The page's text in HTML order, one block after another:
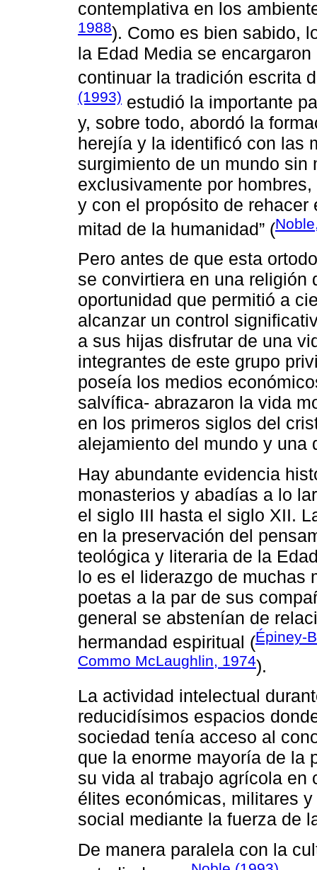
contemplativa en los
1988). Como es bien sabido,
la Edad Media se
continuar la tradición escrita
(1993) estudió la importante
y, sobre todo, abordó la
herejía y la identificó con las
surgimiento de un mundo sin
exclusivamente por
y con el propósito de
mitad de la humanidad” (
Pero antes de que esta
se convirtiera en una religión
oportunidad que permitió a
alcanzar un control
a sus hijas disfrutar de una
integrantes de este grupo
poseía los medios
salvífica- abrazaron la vida
en los primeros siglos del
alejamiento del mundo y
Hay abundante evidencia
monasterios y abadías a lo
el siglo III hasta el siglo XII.
en la preservación del
teológica y literaria de la
lo es el liderazgo de muchas
poetas a la par de sus
general se abstenían de
hermandad espiritual (Épiney-
Commo McLaughlin, 1974).
La actividad intelectual
reducidísimos espacios
sociedad tenía acceso al
que la enorme mayoría de la
su vida al trabajo agrícola en
élites económicas, militares
social mediante la fuerza de
De manera paralela con la